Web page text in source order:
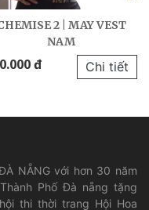
2 | MAY VEST
NAM
đ Chi tiết
NẴNG với hơn 30 năm
Phố Đà nẵng tặng
thi thời trang Hội Hoa